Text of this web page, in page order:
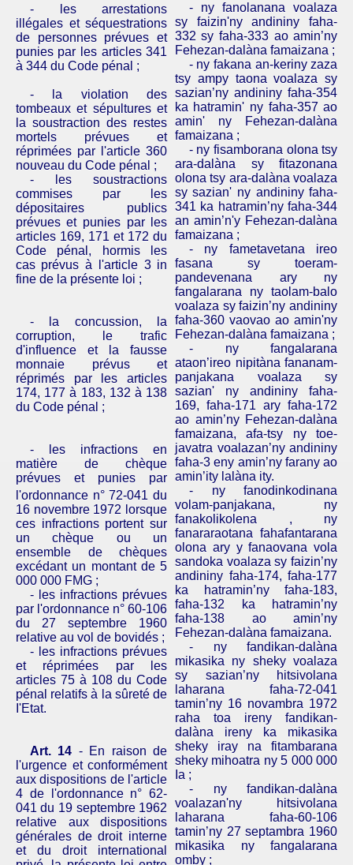
- les arrestations
illégales et séquestrations
de personnes prévues et
punies par les articles 341
à 344 du Code pénal ;
- la violation des
tombeaux et sépultures et
la soustraction des ­restes
mortels prévues et
réprimées par l'article 360
nouveau du Code pénal ;
- les soustractions
commises par les
dépositaires publics
prévues et punies par les
articles 169, 171 et 172 du
Code pénal, hormis les
cas prévus à l'article 3 in
fine de la présente loi ;­
- la concussion, la
corruption, le trafic
d'influence et la fausse
monnaie prévus et
réprimés par les articles
174, 177 à 183, 132 à 138
du Code pénal ;
- les infractions en
matière de chèque
prévues et punies par
l'ordonnance n° 72-041 du
16 novembre 1972 lorsque
ces infractions portent sur
un chèque ou un
ensemble de chèques
excédant un montant de 5
000 000 FMG ;
- les infractions prévues
par l'ordonnance n° 60-106
du 27 septembre 1960
relative au vol de bovidés ;
- les infractions prévues
et réprimées par les
articles 75 à 108 du Code
pénal relatifs à la sûreté de
I'Etat.
Art. 14 - En raison de
l'urgence et conformément
aux dispositions de l'article
4 de l'ordonnance n° 62-
041 du 19 septembre 1962
relative aux dispositions
générales de droit interne
et du droit international
- ny fanolanana voalaza
sy faizin'ny andininy faha-
332 sy faha-333 ao amin’ny
Fehezan-dalàna famaizana ;
- ny fakana an-keriny zaza
tsy ampy taona voalaza sy
sazian’ny andininy faha-354
ka hatramin' ny faha-357 ao
amin' ny Fehezan-dalàna
famaizana ;
- ny fisamborana olona tsy
ara-dalàna sy fitazonana
olona tsy ara-dalàna voalaza
sy sazian' ny andininy faha-
341 ka hatramin’ny faha-344
an amin’n'y Fehezan-dalàna
famaizana ;
- ny fametavetana ireo
fasana sy toeram-
pandevenana ary ny
fangalarana ny taolam-balo
voalaza sy faizin’ny andininy
faha-360 vaovao ao amin'ny
Fehezan-dalàna famaizana ;
- ny fangalarana
ataon’ireo nipitàna fananam-
panjakana voalaza sy
sazian' ny andininy faha-
169, faha-171 ary faha-172
ao amin’ny Fehezan-dalàna
famaizana, afa-tsy ny toe-
javatra voalazan’ny andininy
faha-3 eny amin’ny farany ao
amin’ity lalàna ity.
- ny fanodinkodinana
volam-panjakana, ny
fanakolikolena , ny
fanararaotana fahafantarana
olona ary y fanaovana vola
sandoka voalaza sy faizin’ny
andininy faha-174, faha-177
ka hatramin’ny faha-183,
faha-132 ka hatramin’ny
faha-138 ao amin’ny
Fehezan-dalàna famaizana.
- ny fandikan-dalàna
mikasika ny sheky voalaza
sy sazian’ny hitsivolana
laharana faha-72-041
tamin’ny 16 novambra 1972
raha toa ireny fandikan-
dalàna ireny ka mikasika
sheky iray na fitambarana
sheky mihoatra ny 5 000 000
Ia ;
- ny fandikan-dalàna
voalazan'ny hitsivolana
laharana faha-60-106
tamin’ny 27 septambra 1960
mikasika ny fangalarana
omby ;